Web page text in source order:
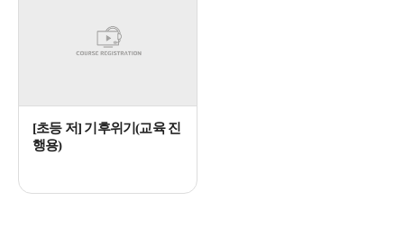
[초등 저] 기후위기(교육 진
행용)